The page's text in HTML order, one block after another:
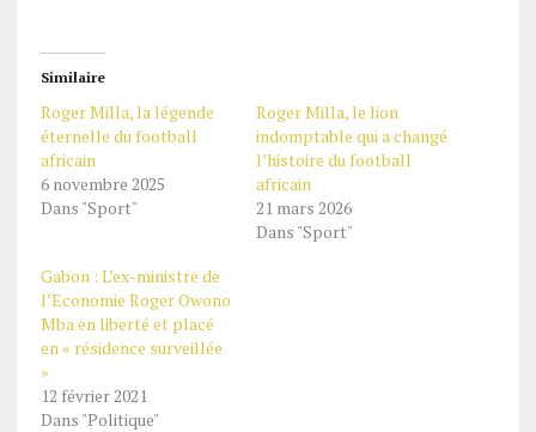
Similaire
Roger Milla, la légende
éternelle du football
africain
6 novembre 2025
Dans "Sport"
Roger Milla, le lion
indomptable qui a changé
l’histoire du football
africain
21 mars 2026
Dans "Sport"
Gabon : L’ex-ministre de
l’Economie Roger Owono
Mba en liberté et placé
en « résidence surveillée
»
12 février 2021
Dans "Politique"